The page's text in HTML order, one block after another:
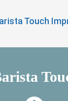
Touch